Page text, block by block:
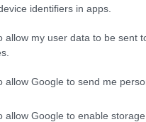
identifiers in apps.
allow my user data to be sent
allow Google to send me
allow Google to enable
Βραβείο
Τζόναθαν
για την ταινία
στη